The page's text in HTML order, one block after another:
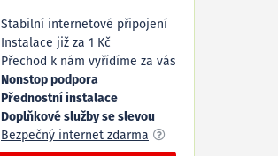
Stabilní internetové připojení
Instalace již za 1 Kč
Přechod k nám vyřídíme za vás
Nonstop podpora
Přednostní instalace
Doplňkové služby se slevou
Bezpečný internet zdarma